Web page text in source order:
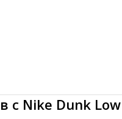
с Nike Dunk